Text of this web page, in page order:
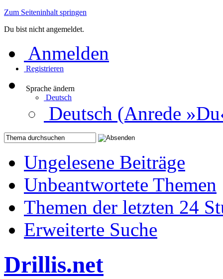
Zum Seiteninhalt springen
Du bist nicht angemeldet.
Anmelden
Registrieren
Sprache ändern
Deutsch
Deutsch (Anrede
Ungelesene Beiträge
Unbeantwortete Themen
Themen der letzten 24
Erweiterte Suche
Drillis.net